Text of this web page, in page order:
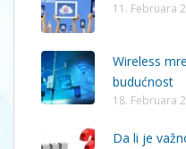
11. Februara
Wireless
budućnost
18. Februara
Da li je